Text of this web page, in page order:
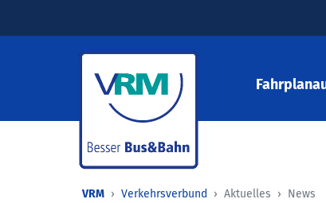
VRM Verkehrsverbund Aktuelles News